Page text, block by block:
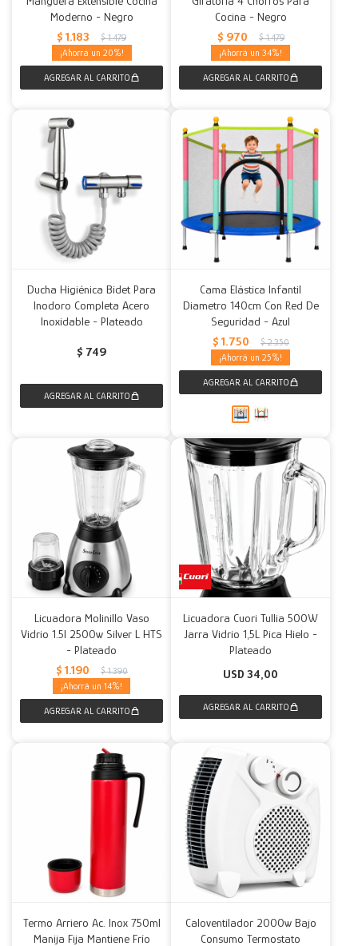
Moderno - Negro
$ 1.183 $ 1.479
20
Cocina - Negro
$ 970 $ 1.479
34
Ducha Higiénica Bidet Para
Inodoro Completa Acero
Inoxidable - Plateado
$ 749
Cama Elástica Infantil
Diametro 140cm Con Red De
Seguridad - Azul
$ 1.750 $ 2.350
25
Licuadora Molinillo Vaso
Vidrio 1.5l 2500w Silver L HTS
- Plateado
$ 1.190 $ 1.390
14
Licuadora Cuori Tullia 500W
Jarra Vidrio 1,5L Pica Hielo -
Plateado
USD 34,00
Termo Arriero Ac. Inox 750ml
Manija Fija Mantiene Frío
Caloventilador 2000w Bajo
Consumo Termostato
Mesas
Calefactores
Acolchados y Frazadas
Fundas
Decoración
Accesorios para el hogar
Accesorios
Muebles Infantiles